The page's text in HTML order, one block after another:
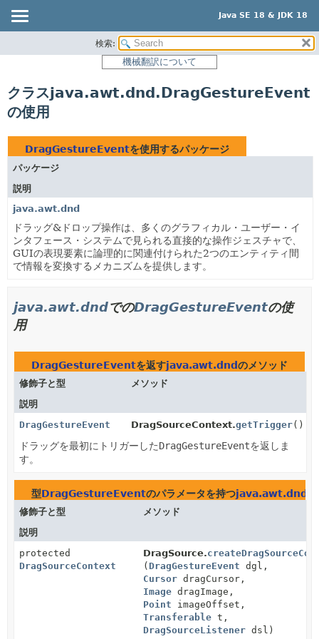
Java SE 18 & JDK 18
パッケージ
クラス
使用
ツリー
新規
非推奨
索引
ヘルプ
検索:
機械翻訳について
クラスjava.awt.dnd.DragGestureEvent
の使用
DragGestureEventを使用するパッケージ
パッケージ
説明
java.awt.dnd
ドラッグ&ドロップ操作は、多くのグラフィカル・ユーザー・イ
ンタフェース・システムで見られる直接的な操作ジェスチャで、
GUIの表現要素に論理的に関連付けられた2つのエンティティ間
で情報を変換するメカニズムを提供します。
java.awt.dndでのDragGestureEventの使
用
DragGestureEventを返すjava.awt.dndのメソッド
修飾子と型
メソッド
説明
DragGestureEvent
DragSourceContext.getTrigger()
ドラッグを最初にトリガーしたDragGestureEventを返しま
す。
型DragGestureEventのパラメータを持つjava.awt.dnd
修飾子と型
メソッド
説明
protected
DragSourceContext
DragSource.
( DragGestureEvent dgl,
Cursor dragCursor,
Image dragImage,
Point imageOffset,
Transferable t,
DragSourceListener dsl)